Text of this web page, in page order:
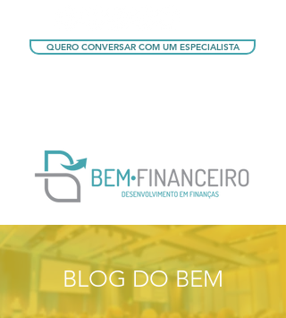
QUERO CONVERSAR COM UM ESPECIALISTA
BLOG DO BEM